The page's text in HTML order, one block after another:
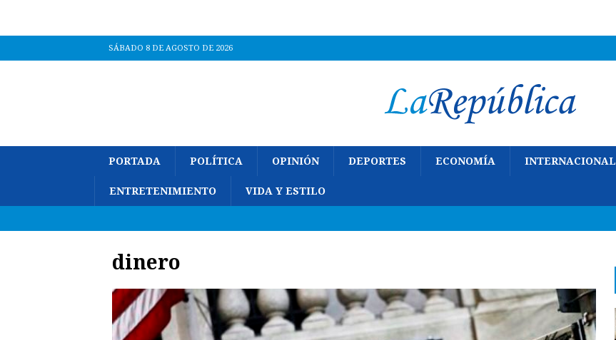
SÁBADO 8 DE AGOSTO DE 2026
PORTADA POLÍTICA OPINIÓN DEPORTES ECONOMÍA INTERNACIONAL
ENTRETENIMIENTO VIDA Y ESTILO
dinero